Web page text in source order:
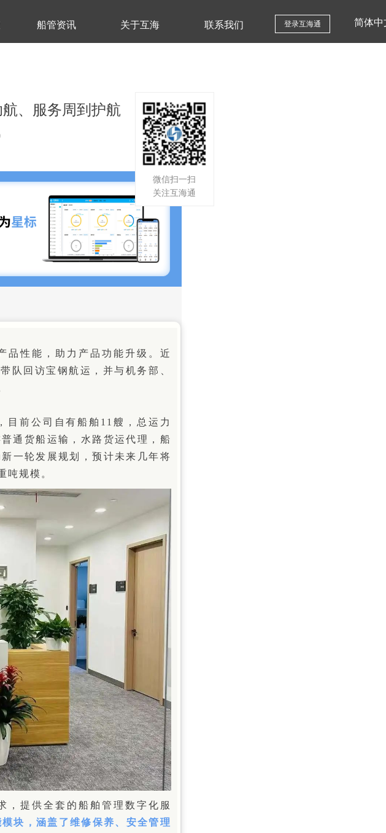
船管资讯 关于互海 联系我们 登录互海通 简体中
、服务周到护航
品性能，助力产品功能升级。近
队回访宝钢航运，并与机务部、
目前公司自有船舶11艘，总运力
通货船运输，水路货运代理，船
一轮发展规划，预计未来几年将
吨规模。
，提供全套的船舶管理数字化服
块，涵盖了维修保养、安全管理
微信扫一扫
关注互海通